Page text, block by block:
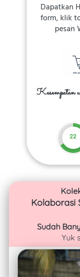
Dapatkan
form, klik
pesan
Kesempatan
22
Kolaborasi
Sudah
Yuk